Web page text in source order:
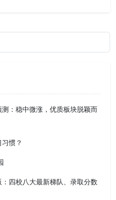
：稳中微涨，优质板块脱颖而
惯？
四校八大最新梯队、录取分数